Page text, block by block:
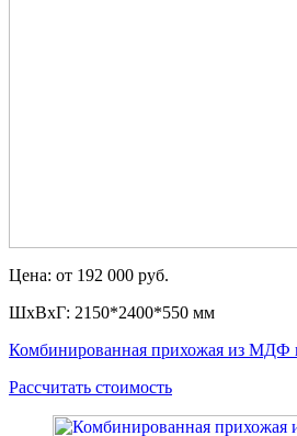
Цена: от 192 000 руб.
ШxВxГ: 2150*2400*550 мм
Комбинированная прихожая из МДФ
Рассчитать стоимость